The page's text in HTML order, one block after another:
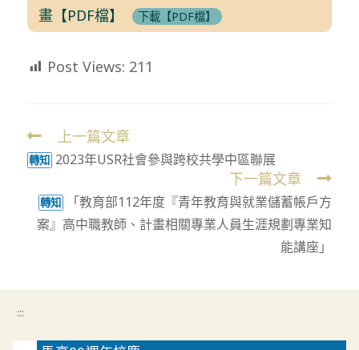
畫【PDF檔】
下載【PDF檔】
Post Views: 211
Read
more
上一篇文章
轉知 2023年USR社會參與跨校共學中區聯展
下一篇文章
轉知
「教育部112年度『青年教育與就業儲蓄帳戶方
案』高中職教師、計畫相關專業人員生涯規劃專業知
能講座」
:::